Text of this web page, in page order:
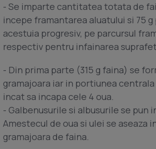
- Se imparte cantitatea totata de
incepe framantarea aluatului si 75
acestuia progresiv, pe parcursul
respectiv pentru infainarea
- Din prima parte (315 g faina) se
gramajoara iar in portiunea
incat sa incapa cele 4 oua.
- Galbenusurile si albusurile se pun
Amestecul de oua si ulei se
gramajoara de faina.